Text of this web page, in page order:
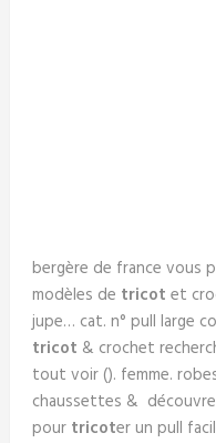
bergère de france vous
modèles de tricot et
jupe… cat. n° pull large
tricot & crochet
tout voir (). femme.
chaussettes &
pour tricoter un pull